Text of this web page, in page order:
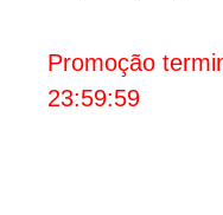
Promoção
23:59:59